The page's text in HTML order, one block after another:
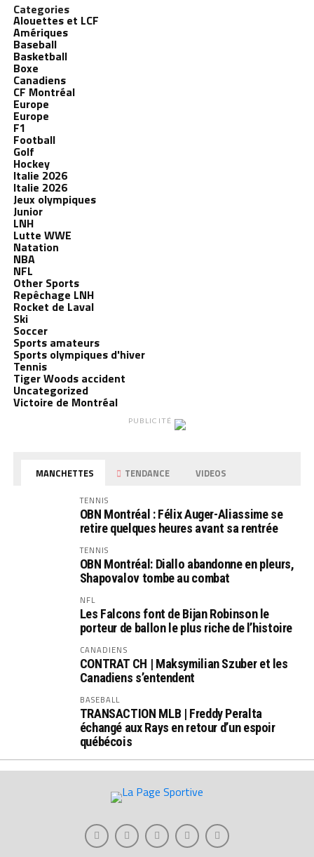
Categories
Alouettes et LCF
Amériques
Baseball
Basketball
Boxe
Canadiens
CF Montréal
Europe
Europe
F1
Football
Golf
Hockey
Italie 2026
Italie 2026
Jeux olympiques
Junior
LNH
Lutte WWE
Natation
NBA
NFL
Other Sports
Repêchage LNH
Rocket de Laval
Ski
Soccer
Sports amateurs
Sports olympiques d'hiver
Tennis
Tiger Woods accident
Uncategorized
Victoire de Montréal
PUBLICITÉ
MANCHETTES TENDANCE VIDEOS
TENNIS
OBN Montréal : Félix Auger-Aliassime se
retire quelques heures avant sa rentrée
TENNIS
OBN Montréal: Diallo abandonne en pleurs,
Shapovalov tombe au combat
NFL
Les Falcons font de Bijan Robinson le
porteur de ballon le plus riche de l’histoire
CANADIENS
CONTRAT CH | Maksymilian Szuber et les
Canadiens s’entendent
BASEBALL
TRANSACTION MLB | Freddy Peralta
échangé aux Rays en retour d’un espoir
québécois